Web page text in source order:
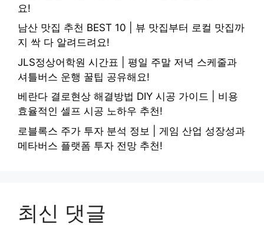
요!
남산 맛집 추천 BEST 10 | 뷰 맛집부터 로컬 맛집까
지 싹 다 알려드려요!
JLS정상어학원 시간표 | 평일 주말 저녁 스케줄과
셔틀버스 운행 꿀팁 공유해요!
베란다 결로현상 해결방법 DIY 시공 가이드 | 비용
효율적인 셀프 시공 노하우 추천!
로블록스 주가 투자 분석 정보 | 게임 산업 성장성과
메타버스 플랫폼 투자 전망 추천!
최신 댓글